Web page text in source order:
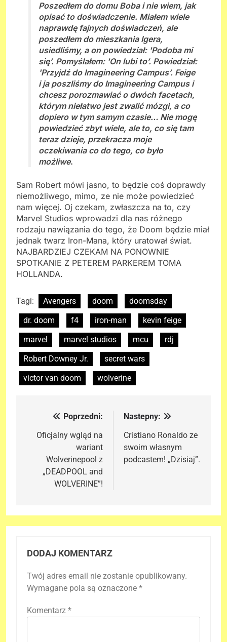
Poszedłem do domu Boba i nie wiem, jak
opisać to doświadczenie. Miałem wiele
naprawdę fajnych doświadczeń, ale
poszedłem do mieszkania Igera,
usiedliśmy, a on powiedział: 'Podoba mi
się’. Pomyślałem: 'On lubi to’. Powiedział:
'Przyjdź do Imagineering Campus’. Feige
i ja poszliśmy do Imagineering Campus i
chcesz porozmawiać o dwóch facetach,
którym niełatwo jest zwalić mózgi, a co
dopiero w tym samym czasie… Nie mogę
powiedzieć zbyt wiele, ale to, co się tam
teraz dzieje, przekracza moje
oczekiwania co do tego, co było
możliwe.
Sam Robert mówi jasno, to będzie coś doprawdy
niemożliwego, mimo, ze nie może powiedzieć
nam więcej. Oj czekam, zwłaszcza na to, czy
Marvel Studios wprowadzi dla nas różnego
rodzaju nawiązania do tego, że Doom będzie miał
jednak twarz Iron-Mana, który uratował świat.
NAJBARDZIEJ CZEKAM NA PONOWNIE
SPOTKANIE Z PETEREM PARKEREM TOMA
HOLLANDA.
Tagi: Avengers doom
doomsday
dr. doom
f4 iron-man
kevin feige
marvel
marvel studios mcu
rdj
Robert Downey Jr.
secret wars
victor van doom
wolverine
Nawigacja
wpisu
Poprzedni:
Oficjalny wgląd na
wariant
Wolverinepool z
„DEADPOOL and
WOLVERINE”!
Nastepny:
Cristiano Ronaldo ze
swoim własnym
podcastem! „Dzisiaj”.
DODAJ KOMENTARZ
Twój adres email nie zostanie opublikowany.
Wymagane pola są oznaczone *
Komentarz *